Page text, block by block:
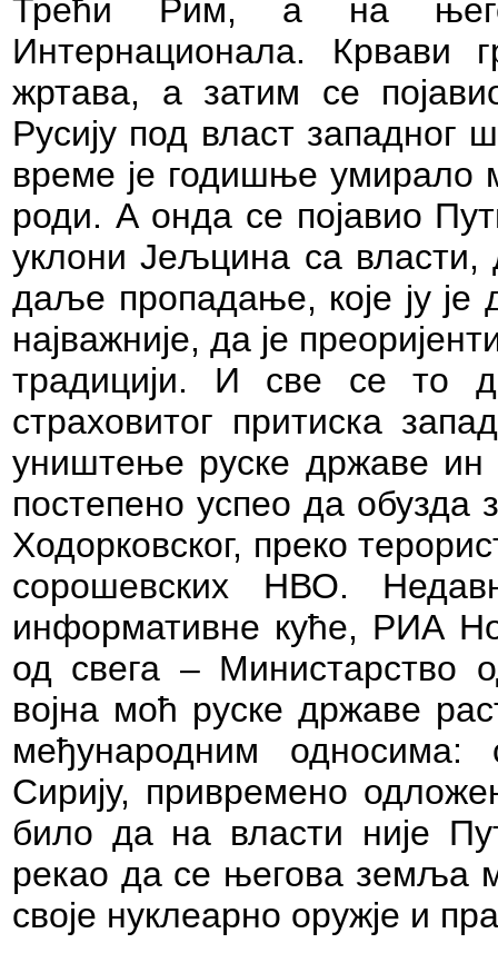
Трећи Рим, а на
Интернационала. Крвави
жртава, а затим се
Русију под власт западног
време је годишње
роди. А онда се појавио
уклони Јељцина са власти,
даље пропадање, које ју
најважније, да је
традицији. И све се то
страховитог притиска
уништење руске државе
постепено успео да обузда
Ходорковског, преко
сорошевских НВО.
информативне куће, РИА
од свега – Министарство
војна моћ руске државе
међународним
Сирију, привремено
било да на власти није
рекао да се његова земља
своје нуклеарно оружје и